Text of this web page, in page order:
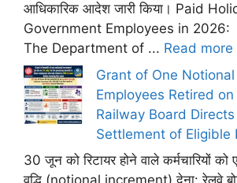
आधिकारिक आदेश जारी किया। Paid
Government Employees in 2026:
The Department of ... Read more
Grant of One
Employees Retired
Railway Board
Settlement of Eligible
30 जून को रिटायर होने वाले कर्मचारियों
वृद्धि (notional increment) देना: रेलवे